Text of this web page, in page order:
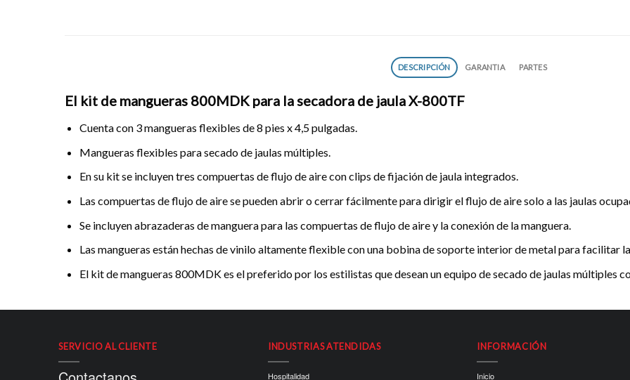
DESCRIPCIÓN GARANTIA PARTES
El kit de mangueras 800MDK para la secadora de jaula X-800TF
Cuenta con 3 mangueras flexibles de 8 pies x 4,5 pulgadas.
Mangueras flexibles para secado de jaulas múltiples.
En su kit se incluyen tres compuertas de flujo de aire con clips de fijación de jaula integrados.
Las compuertas de flujo de aire se pueden abrir o cerrar fácilmente para dirigir el flujo de aire solo a las jaulas
Se incluyen abrazaderas de manguera para las compuertas de flujo de aire y la conexión de la manguera.
Las mangueras están hechas de vinilo altamente flexible con una bobina de soporte interior de metal para facilitar
El kit de mangueras 800MDK es el preferido por los estilistas que desean un equipo de secado de jaulas múltiples
SERVICIO AL CLIENTE INDUSTRIAS ATENDIDAS
Hospitalidad
INFORMACIÓN
Inicio